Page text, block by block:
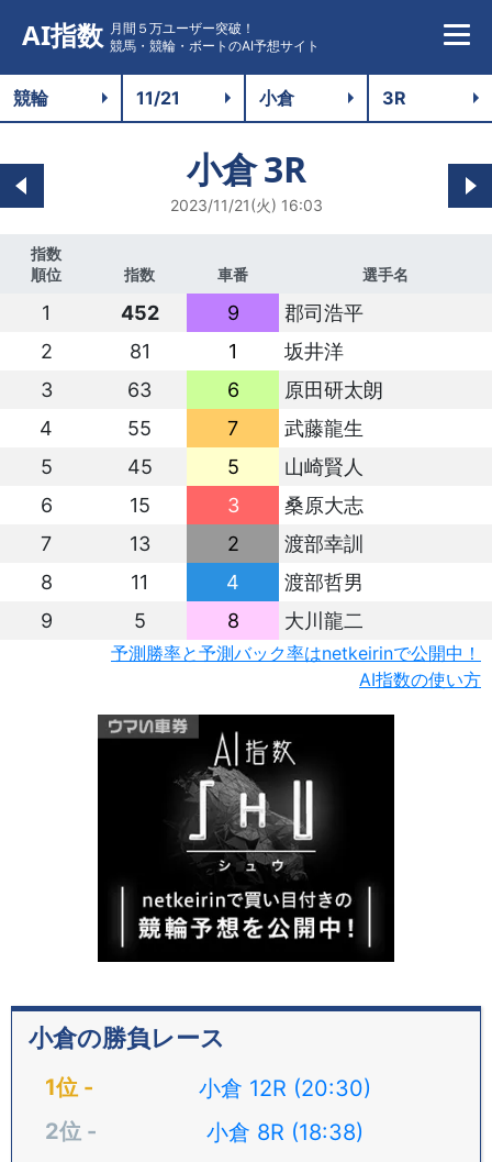
AI指数 月間５万ユーザー突破！
競馬・競輪・ボートのAI予想サイト
小倉3R
2023/11/21(火) 16:03
指数
順位
指数 車番 選手名
1 452 9
郡司浩平
2
81 1
坂井洋
3
63 6
原田研太朗
4
55 7
武藤龍生
5
45 5
山崎賢人
6
15 3
桑原大志
7
13 2
渡部幸訓
8
11 4
渡部哲男
9
5 8 大川龍二
予測勝率と予測バック率はnetkeirinで公開中！
AI指数の使い方
小倉の勝負レース
小倉 12R (20:30)
小倉 8R (18:38)